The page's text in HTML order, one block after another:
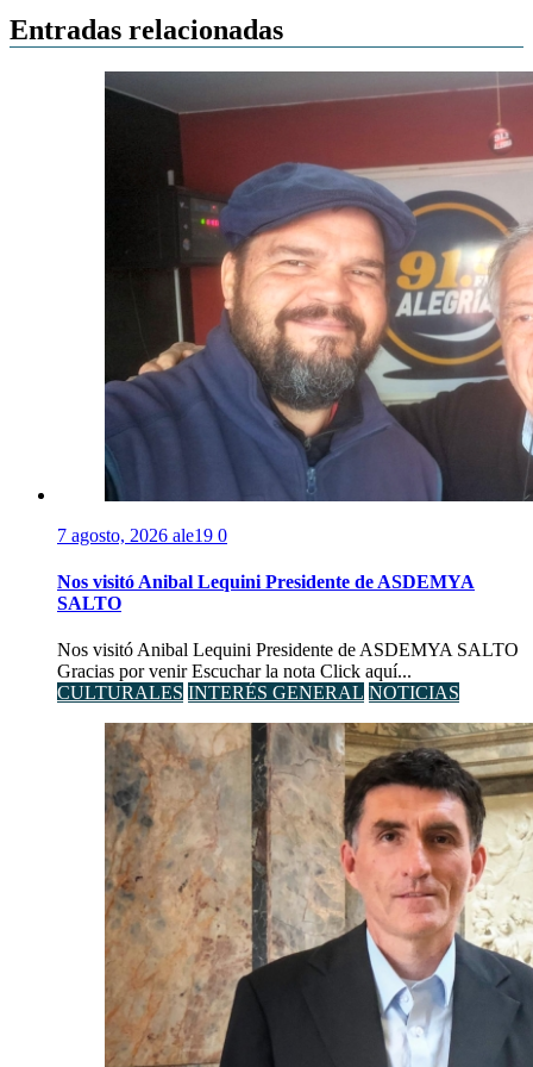
entradas
Entradas relacionadas
7 agosto, 2026 ale19 0
Nos visitó Anibal Lequini Presidente de ASDEMYA
SALTO
Nos visitó Anibal Lequini Presidente de ASDEMYA SALTO
Gracias por venir Escuchar la nota Click aquí...
CULTURALES INTERÉS GENERAL NOTICIAS